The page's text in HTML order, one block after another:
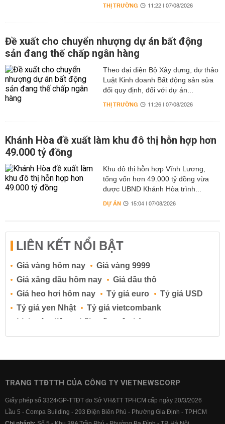
THỊ TRƯỜNG 11:22 | 07/08/2026
Đề xuất cho chuyển nhượng dự án bất động
sản đang thế chấp ngân hàng
Theo đại diện Bộ Xây dựng, dự thảo
Luật Kinh doanh Bất động sản sửa
đổi quy định, đối với dự án...
THỊ TRƯỜNG 11:26 | 07/08/2026
Khánh Hòa đề xuất làm khu đô thị hỗn hợp hơn
49.000 tỷ đồng
Khu đô thị hỗn hợp Vĩnh Lương,
tổng vốn hơn 49.000 tỷ đồng vừa
được UBND Khánh Hòa trình...
DỰ ÁN 15:04 | 07/08/2026
LIÊN KẾT NỔI BẬT
Giá vàng hôm nay
Giá vàng 9999
Giá xăng dầu hôm nay
Giá dầu thô
Giá heo hơi hôm nay
Tỷ giá euro
Tỷ giá USD
Tỷ giá yen Nhật
Tỷ giá vietcombank
Lịch cúp điện
Lãi suất ngân hàng
Lãi suất tiết kiệm
Lãi suất tiền gửi
Lãi suất ngân hàng BIDV
Lãi suất ngân hàng Vietcombank
TRANG TTĐTTH CỦA CÔNG TY VIETNEWSCORP
Giấy phép số 3324/GP-TTĐT do Sở VH&TT TPHCM cấp ngày 20/3/2026
Lầu 5 - Compa Building - 293 Điện Biên Phủ - Phường Gia Định - TP.HCM